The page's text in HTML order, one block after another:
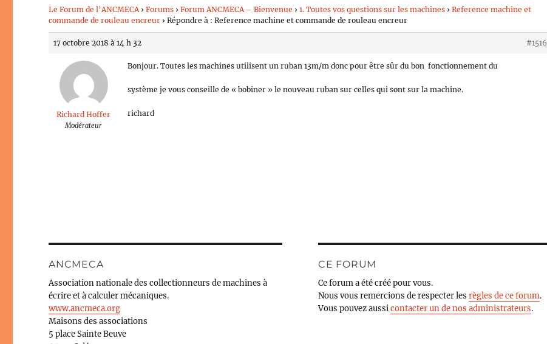
Le Forum de l’ANCMECA › Forums › Forum ANCMECA – Bienvenue › 1. Toutes vos questions sur les machines › Reference machine et
commande de rouleau encreur › Répondre à : Reference machine et commande de rouleau encreur
17 octobre 2018 à 14 h 32 #1516
Richard Hoffer
Modérateur
Bonjour. Toutes les machines utilisent un ruban 13m/m donc pour être sûr du bon fonctionnement du
système je vous conseille de « bobiner » le nouveau ruban sur celles qui sont sur la machine.
richard
ANCMECA
Association nationale des collectionneurs de machines à
écrire et à calculer mécaniques.
www.ancmeca.org
Maisons des associations
5 place Sainte Beuve
CE FORUM
Ce forum a été créé pour vous.
Nous vous remercions de respecter lesrègles de ce forum.
Vous pouvez aussicontacter un de nos administrateurs.